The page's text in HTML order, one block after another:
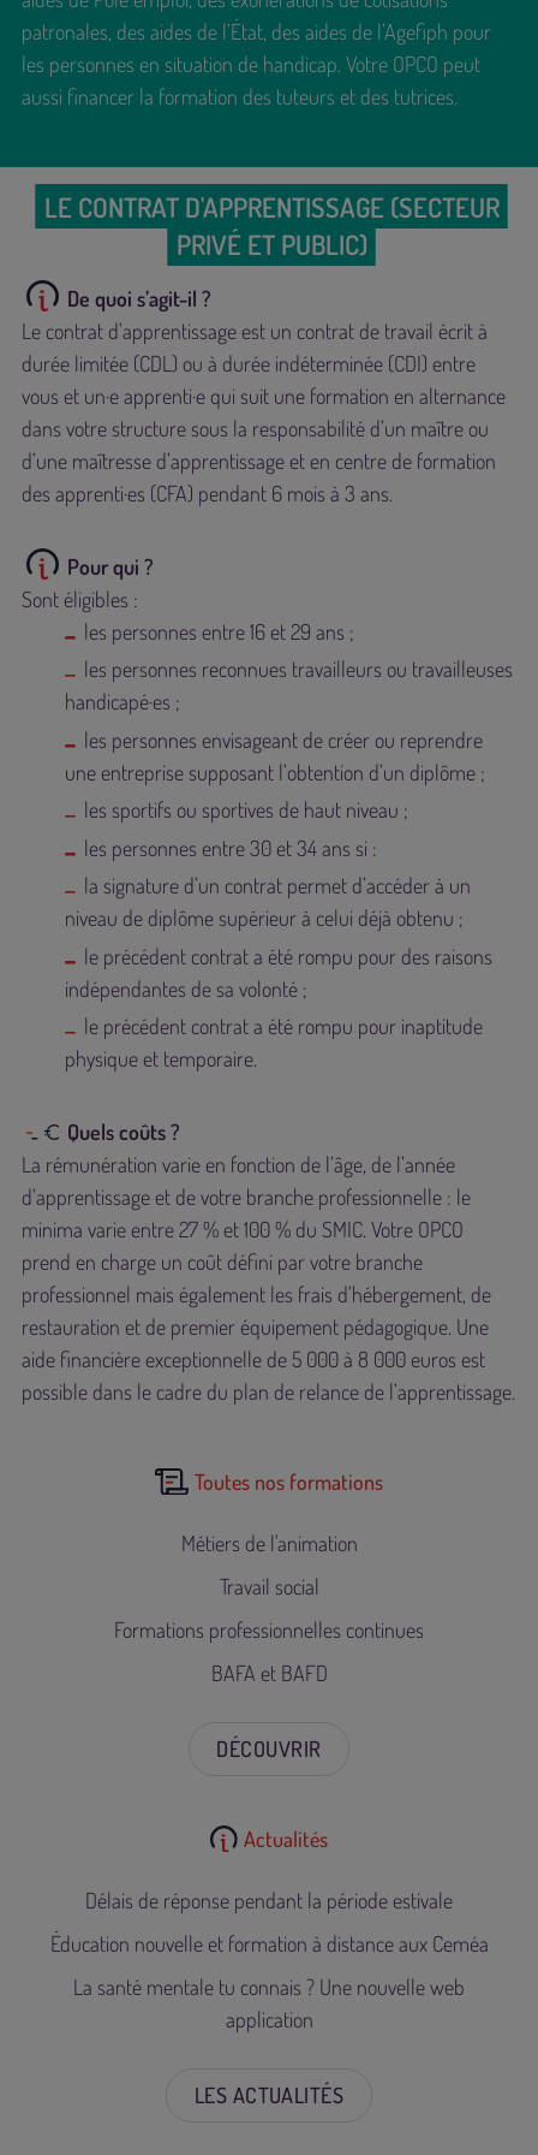
patronales, des aides de l’État, des aides de l’Agefiph pour
les personnes en situation de handicap. Votre OPCO peut
aussi financer la formation des tuteurs et des tutrices.
LE CONTRAT D'APPRENTISSAGE (SECTEUR
PRIVÉ ET PUBLIC)
De quoi s’agit-il ?
Le contrat d’apprentissage est un contrat de travail écrit à
durée limitée (CDL) ou à durée indéterminée (CDI) entre
vous et un·e apprenti·e qui suit une formation en alternance
dans votre structure sous la responsabilité d’un maître ou
d’une maîtresse d’apprentissage et en centre de formation
des apprenti·es (CFA) pendant 6 mois à 3 ans.
Pour qui ?
Sont éligibles :
les personnes entre 16 et 29 ans ;
les personnes reconnues travailleurs ou travailleuses
handicapé·es ;
les personnes envisageant de créer ou reprendre
une entreprise supposant l’obtention d’un diplôme ;
les sportifs ou sportives de haut niveau ;
les personnes entre 30 et 34 ans si :
la signature d’un contrat permet d’accéder à un
niveau de diplôme supérieur à celui déjà obtenu ;
le précédent contrat a été rompu pour des raisons
indépendantes de sa volonté ;
le précédent contrat a été rompu pour inaptitude
physique et temporaire.
Quels coûts ?
La rémunération varie en fonction de l’âge, de l’année
d’apprentissage et de votre branche professionnelle : le
minima varie entre 27 % et 100 % du SMIC. Votre OPCO
prend en charge un coût défini par votre branche
professionnel mais également les frais d’hébergement, de
restauration et de premier équipement pédagogique. Une
aide financière exceptionnelle de 5 000 à 8 000 euros est
possible dans le cadre du plan de relance de l’apprentissage.
Toutes nos formations
Métiers de l'animation
Travail social
Formations professionnelles continues
BAFA et BAFD
DÉCOUVRIR
Actualités
Délais de réponse pendant la période estivale
Éducation nouvelle et formation à distance aux Ceméa
La santé mentale tu connais ? Une nouvelle web
application
LES ACTUALITÉS